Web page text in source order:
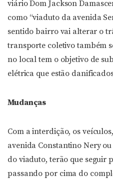
viário Dom Jackson
como “viaduto da avenida
sentido bairro vai alterar o
transporte coletivo também
no local tem o objetivo de
elétrica que estão
Mudanças
Com a interdição, os
avenida Constantino Nery
do viaduto, terão que seguir
passando por cima do